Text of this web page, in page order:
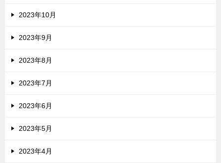
2023年10月
2023年9月
2023年8月
2023年7月
2023年6月
2023年5月
2023年4月